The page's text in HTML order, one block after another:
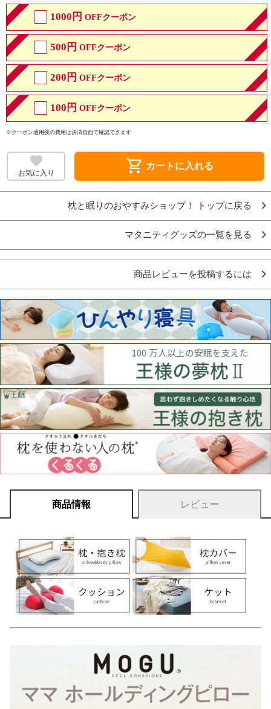
1000円 OFFクーポン
500円 OFFクーポン
200円 OFFクーポン
100円 OFFクーポン
※クーポン適用後の費用は決済画面で確認できます
お気に入り shopping_cart カートに入れる
枕と眠りのおやすみショップ！ トップに戻る
マタニティグッズの一覧を見る
商品レビューを投稿するには
商品情報 レビュー